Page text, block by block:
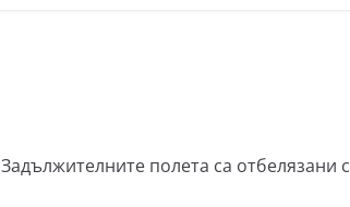
Задължителните полета са отбелязани с